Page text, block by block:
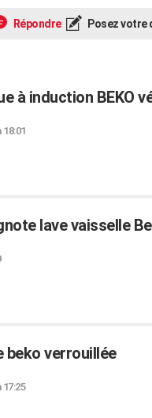
Répondre Posez votre
à induction BEKO
18:01
lave vaisselle
beko verrouillée
17:25